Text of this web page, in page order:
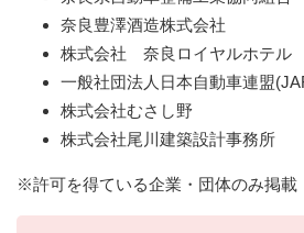
奈良豊澤酒造株式会社
株式会社 奈良ロイヤルホテル
一般社団法人日本自動車連盟
株式会社むさし野
株式会社尾川建築設計事務所
※許可を得ている企業・団体のみ掲載